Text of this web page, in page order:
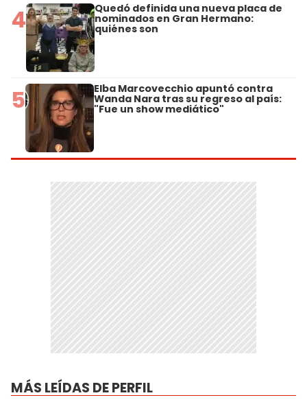
4 Quedó definida una nueva placa de
nominados en Gran Hermano:
quiénes son
5 Elba Marcovecchio apuntó contra
Wanda Nara tras su regreso al país:
"Fue un show mediático"
MÁS LEÍDAS DE PERFIL